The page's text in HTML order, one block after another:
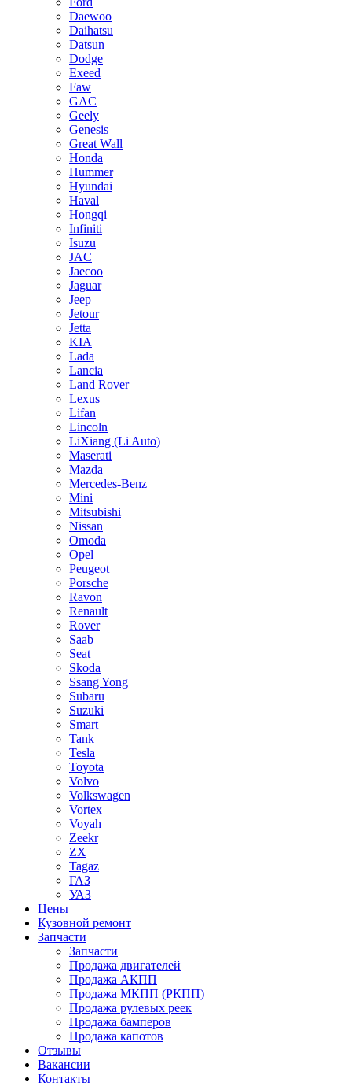
Daewoo
Daihatsu
Datsun
Dodge
Exeed
Faw
GAC
Geely
Genesis
Great Wall
Honda
Hummer
Hyundai
Haval
Hongqi
Infiniti
Isuzu
JAC
Jaecoo
Jaguar
Jeep
Jetour
Jetta
KIA
Lada
Lancia
Land Rover
Lexus
Lifan
Lincoln
LiXiang (Li Auto)
Maserati
Mazda
Mercedes-Benz
Mini
Mitsubishi
Nissan
Omoda
Opel
Peugeot
Porsche
Ravon
Renault
Rover
Saab
Seat
Skoda
Ssang Yong
Subaru
Suzuki
Smart
Tank
Tesla
Toyota
Volvo
Volkswagen
Vortex
Voyah
Zeekr
ZX
Tagaz
ГАЗ
УАЗ
Цены
Кузовной ремонт
Запчасти
Запчасти
Продажа двигателей
Продажа АКПП
Продажа МКПП (РКПП)
Продажа рулевых реек
Продажа бамперов
Продажа капотов
Отзывы
Вакансии
Контакты